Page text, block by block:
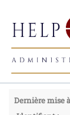
Dernière mise